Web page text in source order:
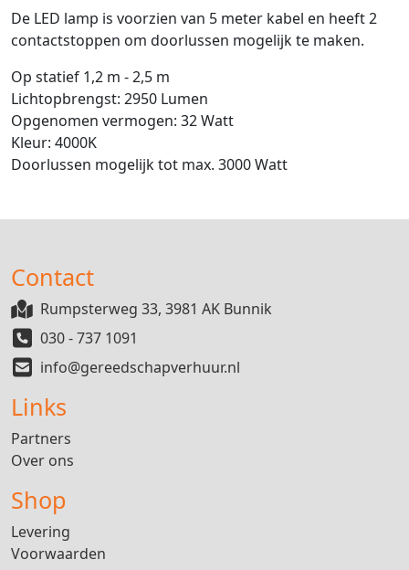
De LED lamp is voorzien van 5 meter kabel en heeft 2
contactstoppen om doorlussen mogelijk te maken.
Op statief 1,2 m - 2,5 m
Lichtopbrengst: 2950 Lumen
Opgenomen vermogen: 32 Watt
Kleur: 4000K
Doorlussen mogelijk tot max. 3000 Watt
Contact
Rumpsterweg 33, 3981 AK Bunnik
030 - 737 1091
info@gereedschapverhuur.nl
Links
Partners
Over ons
Shop
Levering
Voorwaarden